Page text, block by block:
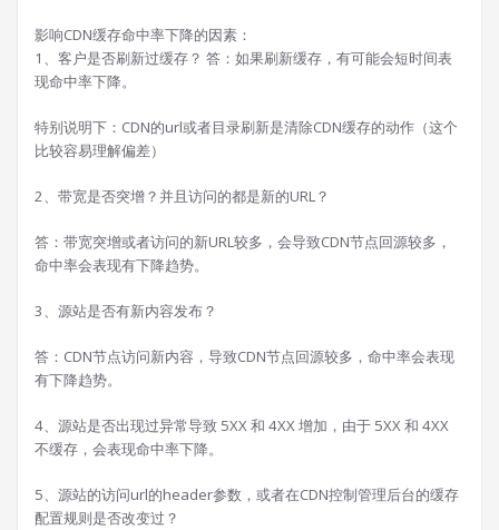
影响CDN缓存命中率下降的因素：
1、客户是否刷新过缓存？ 答：如果刷新缓存，有可能会短时间表
现命中率下降。
特别说明下：CDN的url或者目录刷新是清除CDN缓存的动作（这个
比较容易理解偏差）
2、带宽是否突增？并且访问的都是新的URL？
答：带宽突增或者访问的新URL较多，会导致CDN节点回源较多，
命中率会表现有下降趋势。
3、源站是否有新内容发布？
答：CDN节点访问新内容，导致CDN节点回源较多，命中率会表现
有下降趋势。
4、源站是否出现过异常导致 5XX 和 4XX 增加，由于 5XX 和 4XX
不缓存，会表现命中率下降。
5、源站的访问url的header参数，或者在CDN控制管理后台的缓存
配置规则是否改变过？